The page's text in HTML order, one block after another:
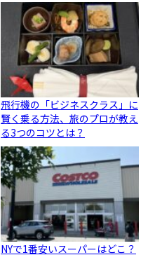
飛行機の「ビジネスクラス」に
賢く乗る方法、旅のプロが教え
る3つのコツとは？
NYで1番安いスーパーはどこ？